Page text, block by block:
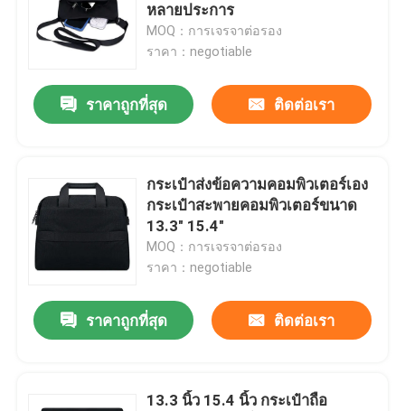
หลายประการ
MOQ：การเจรจาต่อรอง
ราคา：negotiable
ราคาถูกที่สุด ติดต่อเรา
กระเป๋าส่งข้อความคอมพิวเตอร์เอง
กระเป๋าสะพายคอมพิวเตอร์ขนาด
13.3" 15.4"
MOQ：การเจรจาต่อรอง
ราคา：negotiable
ราคาถูกที่สุด ติดต่อเรา
13.3 นิ้ว 15.4 นิ้ว กระเป๋าถือ